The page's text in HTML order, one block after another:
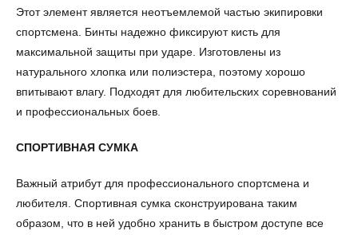
Этот элемент является неотъемлемой частью экипировки
спортсмена. Бинты надежно фиксируют кисть для
максимальной защиты при ударе. Изготовлены из
натурального хлопка или полиэстера, поэтому хорошо
впитывают влагу. Подходят для любительских соревнований
и профессиональных боев.
СПОРТИВНАЯ СУМКА
Важный атрибут для профессионального спортсмена и
любителя. Спортивная сумка сконструирована таким
образом, что в ней удобно хранить в быстром доступе все